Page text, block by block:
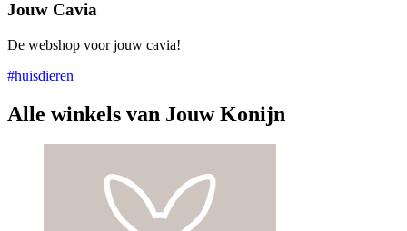
Jouw Cavia
De webshop voor jouw cavia!
#huisdieren
Alle winkels van Jouw Konijn